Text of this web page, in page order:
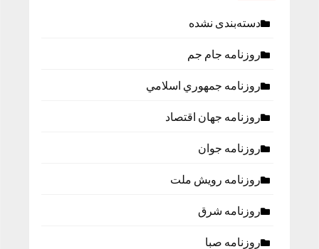
دسته‌بندی نشده
روزنامه جام جم
روزنامه جمهوري اسلامي
روزنامه جهان اقتصاد
روزنامه جوان
روزنامه رویش ملت
روزنامه شرق
روزنامه صبا